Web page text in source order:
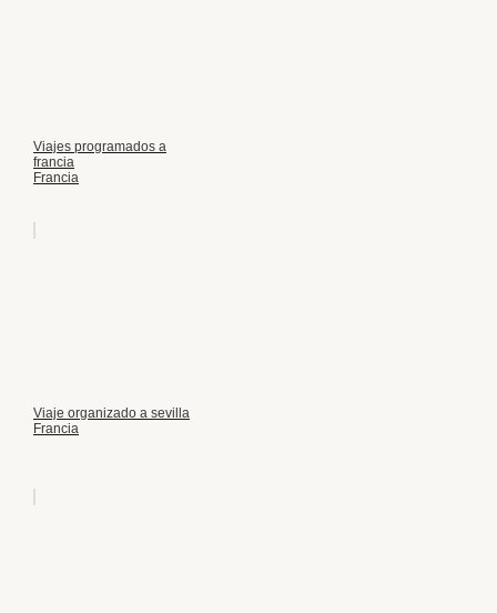
Viajes programados a
francia
Francia
Viaje organizado a sevilla
Francia